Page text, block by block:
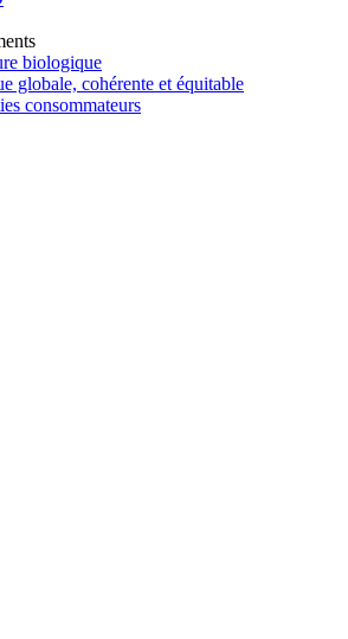
biologique
globale, cohérente et équitable
consommateurs